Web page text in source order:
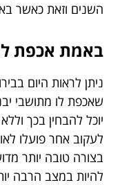
השנים וזאת כאשר
באמת אכפת
ניתן לראות היום
שאכפת לו מתושבי
יוכל להבחין בכך
לעקוב אחר פועלו
בצורה טובה יותר
להיות במצב הרבה